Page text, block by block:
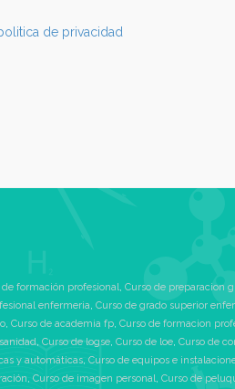
de privacidad
de formación profesional, Curso de preparacion
enfermeria, Curso de grado superior
, Curso de academia fp, Curso de formacion
, Curso de logse, Curso de loe, Curso de
y automáticas, Curso de equipos e
, Curso de imagen personal, Curso de